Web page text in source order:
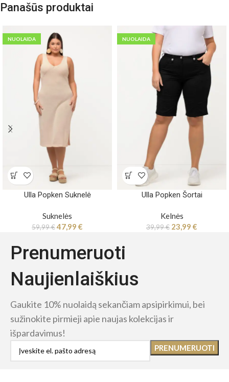
Panašūs produktai
NUOLAIDA
Ulla Popken Suknelė
Suknelės
59,99€47,99 €
NUOLAIDA
Ulla Popken Šortai
Kelnės
39,99€ 23,99 €
Prenumeruoti
Naujienlaiškius
Gaukite 10% nuolaidą sekančiam apsipirkimui, bei
sužinokite pirmieji apie naujas kolekcijas ir
išpardavimus!